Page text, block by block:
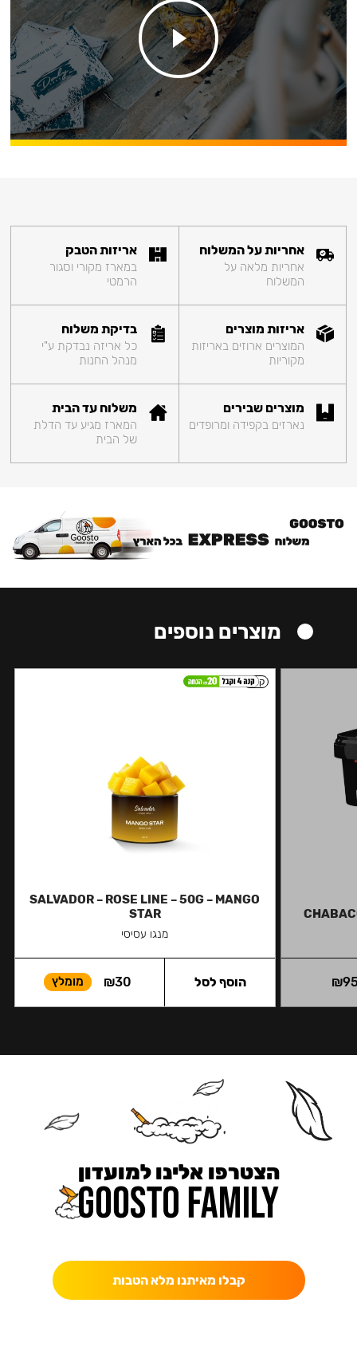
אחריות על המשלוח
אחריות מלאה על
המשלוח
אריזות הטבק
במארז מקורי וסגור
הרמטי
אריזות מוצרים
המוצרים ארוזים באריזות
מקוריות
בדיקת משלוח
כל אריזה נבדקת ע"י
מנהל החנות
מוצרים שבירים
נארזים בקפידה ומרופדים
משלוח עד הבית
המארז מגיע עד הדלת
של הבית
מוצרים נוספים
₪
קל
SALVADOR – ROSE LINE – 50G – MANGO
STAR
מנגו עסיסי
₪30 מומלץ הוסף לסל
הצטרפו אלינו למועדון
קבלו מאיתנו מלא הטבות